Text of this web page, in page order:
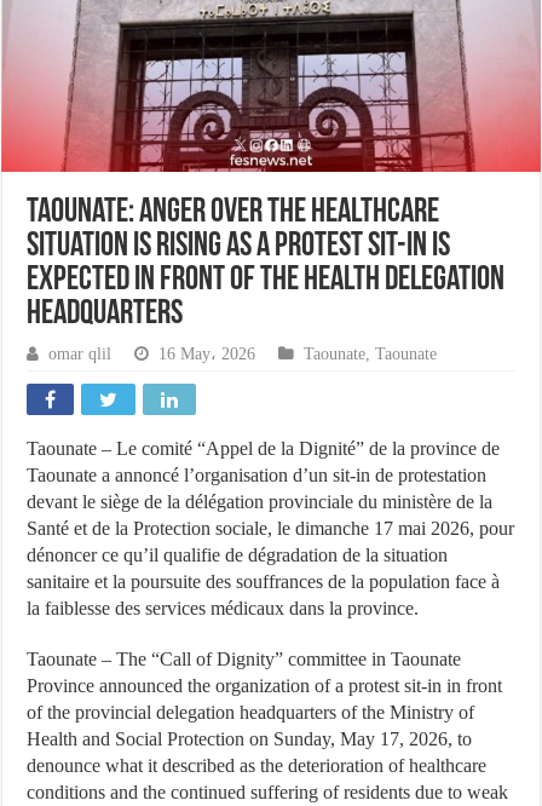
Taounate: Anger over the healthcare
situation is rising as a protest sit-in is
expected in front of the health delegation
headquarters
omar qlil 16 May، 2026 Taounate ,Taounate
Taounate – Le comité “Appel de la Dignité” de la province de
Taounate a annoncé l’organisation d’un sit-in de protestation
devant le siège de la délégation provinciale du ministère de la
Santé et de la Protection sociale, le dimanche 17 mai 2026, pour
dénoncer ce qu’il qualifie de dégradation de la situation
sanitaire et la poursuite des souffrances de la population face à
la faiblesse des services médicaux dans la province.
Taounate – The “Call of Dignity” committee in Taounate
Province announced the organization of a protest sit-in in front
of the provincial delegation headquarters of the Ministry of
Health and Social Protection on Sunday, May 17, 2026, to
denounce what it described as the deterioration of healthcare
conditions and the continued suffering of residents due to weak